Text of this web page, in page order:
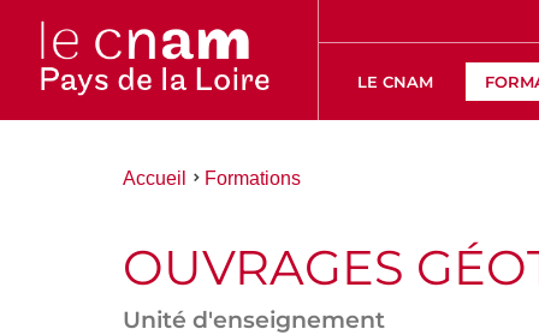
LE CNAM
Vous
Accueil Formations
OUVRAGES
Unité d'enseignement